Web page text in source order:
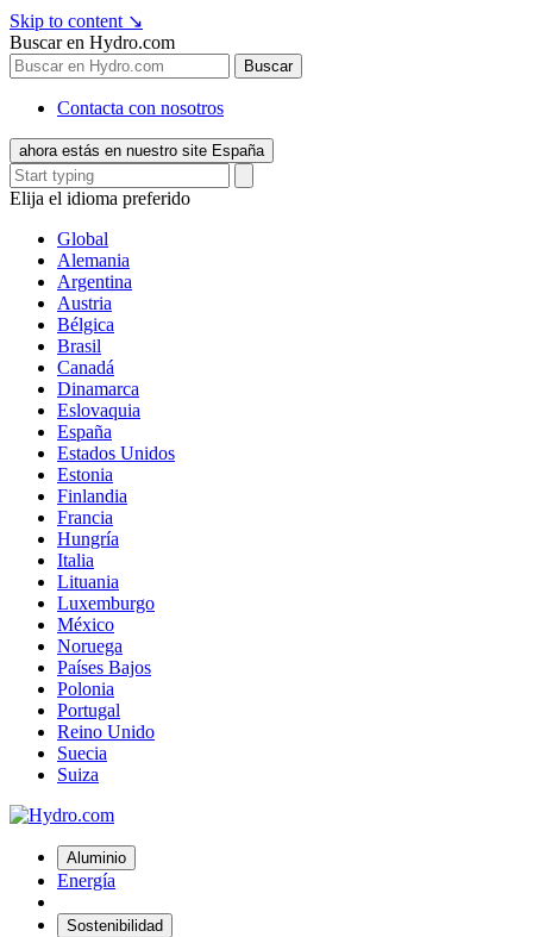
Skip to content ↘
Buscar en Hydro.com
Buscar
Contacta con nosotros
ahora estás en nuestro site España
Elija el idioma preferido
Global
Alemania
Argentina
Austria
Bélgica
Brasil
Canadá
Dinamarca
Eslovaquia
España
Estados Unidos
Estonia
Finlandia
Francia
Hungría
Italia
Lituania
Luxemburgo
México
Noruega
Países Bajos
Polonia
Portugal
Reino Unido
Suecia
Suiza
Aluminio
Energía
Sostenibilidad